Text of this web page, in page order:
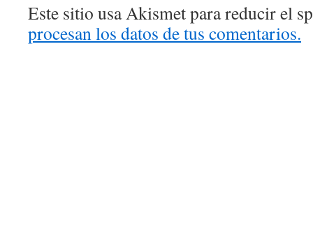
Este sitio usa Akismet para reducir el
procesan los datos de tus comentarios.